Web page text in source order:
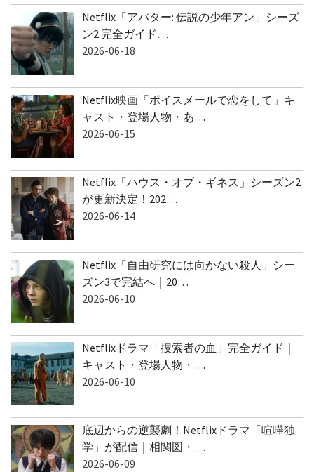
Netflix「アバター: 伝説の少年アン」シーズ
ン2 完全ガイド…
2026-06-18
Netflix映画「ボイスメールで恋をして」キ
ャスト・登場人物・あ…
2026-06-15
Netflix「ハウス・オブ・ギネス」シーズン2
が更新決定！202…
2026-06-14
Netflix「自由研究には向かない殺人」シー
ズン3で完結へ｜20…
2026-06-10
Netflixドラマ「捜索者の血」完全ガイド｜
キャスト・登場人物・…
2026-06-10
底辺からの逆襲劇！Netflixドラマ「喧嘩独
学」が配信｜相関図・…
2026-06-09